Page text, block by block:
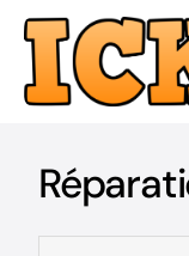
Passer
contenu